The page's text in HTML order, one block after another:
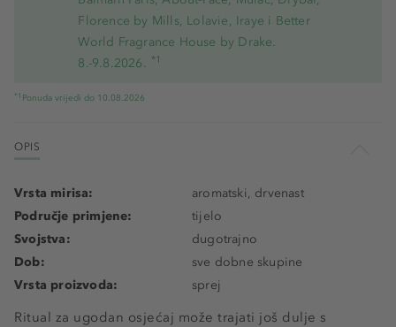
Florence by Mills, Lolavie, Iraye i Better
World Fragrance House by Drake.
8.-9.8.2026. *1
*1 Ponuda vrijedi do 10.08.2026
OPIS
Ritual za ugodan osjećaj može trajati još dulje s
Vrsta mirisa:
aromatski, drvenast
Područje primjene:
tijelo
Svojstva:
dugotrajno
Dob:
sve dobne skupine
Vrsta proizvoda:
sprej